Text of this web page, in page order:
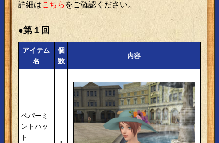
詳細はこちら をご確認ください。
●第１回
アイテム
名
個
数
内容
ペパーミ
ントハッ
ト